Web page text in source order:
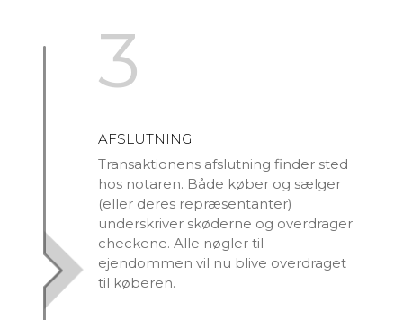
3
AFSLUTNING
Transaktionens afslutning finder sted
hos notaren. Både køber og sælger
(eller deres repræsentanter)
underskriver skøderne og overdrager
checkene. Alle nøgler til
ejendommen vil nu blive overdraget
til køberen.